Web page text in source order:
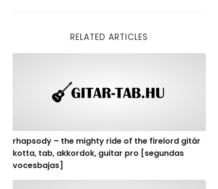
RELATED ARTICLES
rhapsody – the mighty ride of the firelord gitár
kotta, tab, akkordok, guitar pro [segundas
vocesbajas]